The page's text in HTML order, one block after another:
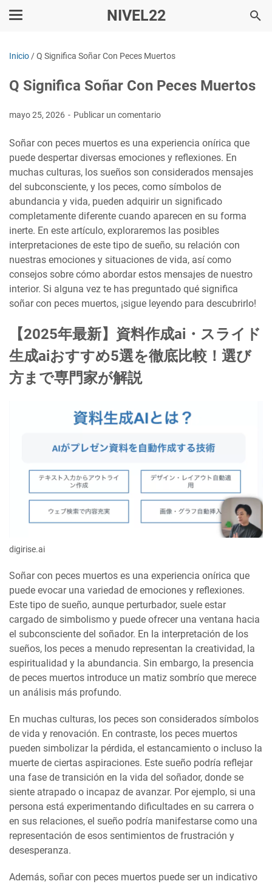
NIVEL22
Inicio /Q Significa Soñar Con Peces Muertos
Q Significa Soñar Con Peces Muertos
mayo 25, 2026 Publicar un comentario
Soñar con peces muertos es una experiencia onírica que
puede despertar diversas emociones y reflexiones. En
muchas culturas, los sueños son considerados mensajes
del subconsciente, y los peces, como símbolos de
abundancia y vida, pueden adquirir un significado
completamente diferente cuando aparecen en su forma
inerte. En este artículo, exploraremos las posibles
interpretaciones de este tipo de sueño, su relación con
nuestras emociones y situaciones de vida, así como
consejos sobre cómo abordar estos mensajes de nuestro
interior. Si alguna vez te has preguntado qué significa
soñar con peces muertos, ¡sigue leyendo para descubrirlo!
【2025年最新】資料作成ai・スライド
生成aiおすすめ5選を徹底比較！選び
方まで専門家が解説
digirise.ai
Soñar con peces muertos es una experiencia onírica que
puede evocar una variedad de emociones y reflexiones.
Este tipo de sueño, aunque perturbador, suele estar
cargado de simbolismo y puede ofrecer una ventana hacia
el subconsciente del soñador. En la interpretación de los
sueños, los peces a menudo representan la creatividad, la
espiritualidad y la abundancia. Sin embargo, la presencia
de peces muertos introduce un matiz sombrío que merece
un análisis más profundo.
En muchas culturas, los peces son considerados símbolos
de vida y renovación. En contraste, los peces muertos
pueden simbolizar la pérdida, el estancamiento o incluso la
muerte de ciertas aspiraciones. Este sueño podría reflejar
una fase de transición en la vida del soñador, donde se
siente atrapado o incapaz de avanzar. Por ejemplo, si una
persona está experimentando dificultades en su carrera o
en sus relaciones, el sueño podría manifestarse como una
representación de esos sentimientos de frustración y
desesperanza.
Además, soñar con peces muertos puede ser un indicativo